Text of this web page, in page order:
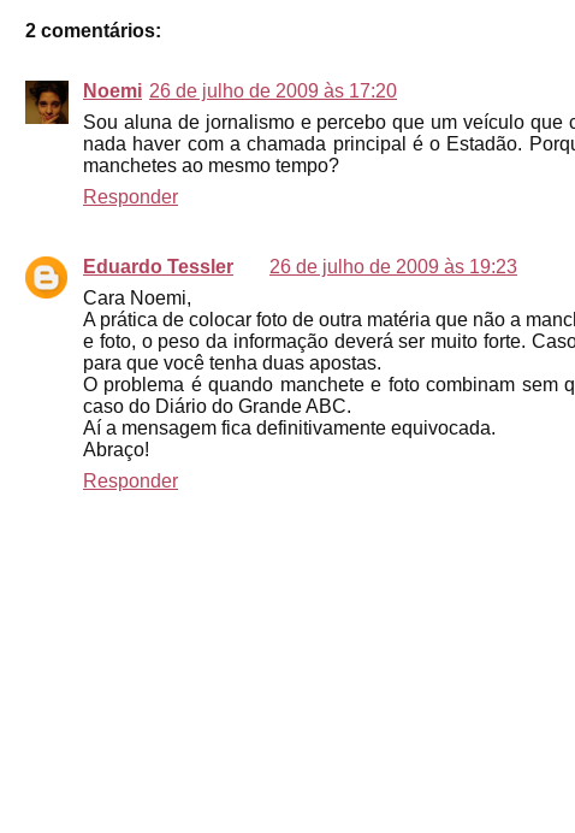
2 comentários:
Noemi 26 de julho de 2009 às 17:20
Sou aluna de jornalismo e percebo que um veículo
nada haver com a chamada principal é o Estadão.
manchetes ao mesmo tempo?
Responder
Eduardo Tessler
26 de julho de 2009 às 19:23
Cara Noemi,
A prática de colocar foto de outra matéria que não a
e foto, o peso da informação deverá ser muito forte.
para que você tenha duas apostas.
O problema é quando manchete e foto combinam
caso do Diário do Grande ABC.
Aí a mensagem fica definitivamente equivocada.
Abraço!
Responder